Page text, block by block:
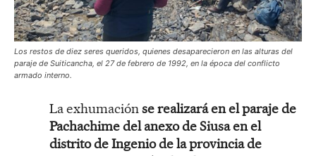
Los restos de diez seres queridos, quienes desaparecieron en las alturas del
paraje de Suiticancha, el 27 de febrero de 1992, en la época del conflicto
armado interno.
La exhumación se realizará en el paraje de
Pachachime del anexo de Siusa en el
distrito de Ingenio de la provincia de